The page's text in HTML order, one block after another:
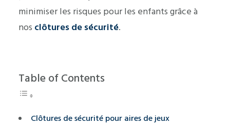
minimiser les risques pour les enfants grâce à
nos clôtures de sécurité.
Table of Contents
Clôtures de sécurité pour aires de jeux